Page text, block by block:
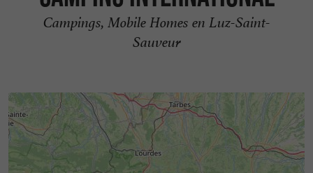
Campings, Mobile Homes en Luz-Saint-
Sauveur